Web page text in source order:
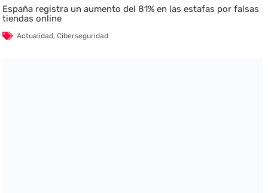
España registra un aumento del 81% en las estafas por falsas
tiendas online
Actualidad,Ciberseguridad